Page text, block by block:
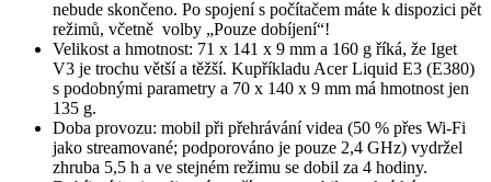
nebude skončeno. Po spojení s počítačem máte k dispozici pět
režimů, včetně volby „Pouze dobíjení“!
Velikost a hmotnost: 71 x 141 x 9 mm a 160 g říká, že Iget
V3 je trochu větší a těžší. Kupříkladu Acer Liquid E3 (E380)
s podobnými parametry a 70 x 140 x 9 mm má hmotnost jen
135 g.
Doba provozu: mobil při přehrávání videa (50 % přes Wi-Fi
jako streamované; podporováno je pouze 2,4 GHz) vydržel
zhruba 5,5 h a ve stejném režimu se dobil za 4 hodiny.